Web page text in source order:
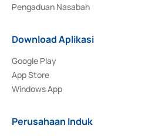
Pengaduan Nasabah
Download Aplikasi
Google Play
App Store
Windows App
Perusahaan Induk